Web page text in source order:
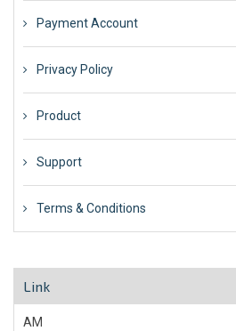
Payment Account
Privacy Policy
Product
Support
Terms & Conditions
Link
AM